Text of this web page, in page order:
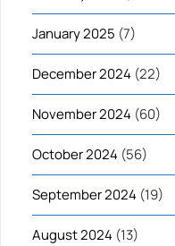
January 2025 (7)
December 2024 (22)
November 2024 (60)
October 2024 (56)
September 2024 (19)
August 2024 (13)